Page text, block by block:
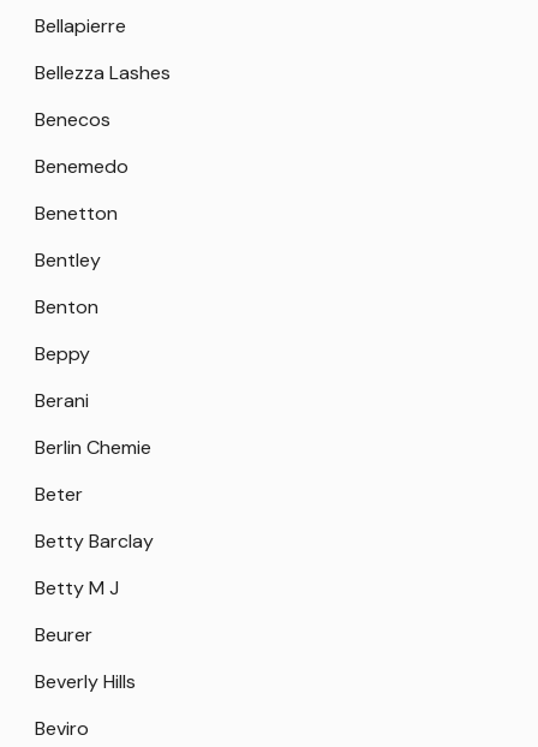
Bellapierre
Bellezza Lashes
Benecos
Benemedo
Benetton
Bentley
Benton
Beppy
Berani
Berlin Chemie
Beter
Betty Barclay
Betty M J
Beurer
Beverly Hills
Beviro